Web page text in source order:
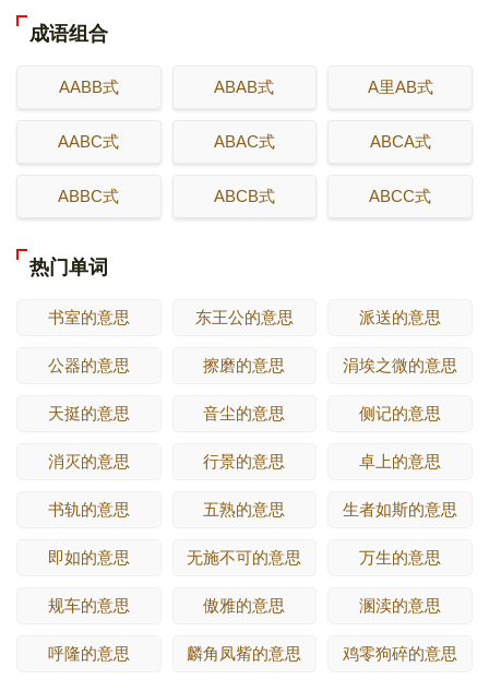
成语组合
AABB式 ABAB式 A里AB式
AABC式 ABAC式 ABCA式
ABBC式 ABCB式 ABCC式
热门单词
书室的意思 东王公的意思 派送的意思
公器的意思 擦磨的意思 涓埃之微的意思
天挺的意思 音尘的意思 侧记的意思
消灭的意思 行景的意思 卓上的意思
书轨的意思 五熟的意思 生者如斯的意思
即如的意思 无施不可的意思 万生的意思
规车的意思 傲雅的意思 溷渎的意思
呼隆的意思 麟角凤觜的意思 鸡零狗碎的意思